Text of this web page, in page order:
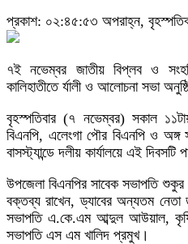
প্রকাশ: ০২:৪৫:৫৩ অপরাহ্ন,
৭ই নভেম্বর জাতীয় বিপ্লব ও
কালিহাতীতে র্যালী ও আলোচনা সভা
বৃহস্পতিবার (৭ নভেম্বর) সকাল
বিএনপি, এলেংগা পৌর বিএনপি ও অঙ্গ
বাসস্ট্যান্ডে দলীয় কার্যালয়ে এই দিবসটি
উপজেলা বিএনপির সাবেক সভাপতি
বক্তব্য রাখেন, ড্যাবের অন্যতম নেতা
সভাপতি এ.কে.এম আব্দুল আউয়াল, কৃষি
সভাপতি এস এম খালিদ প্রমুখ।